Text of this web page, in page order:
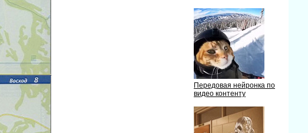
Передовая нейронка по
идео контенту